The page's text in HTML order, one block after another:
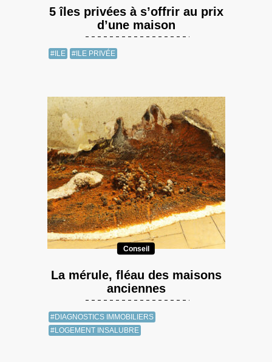
5 îles privées à s’offrir au prix
d’une maison
#ILE #ILE PRIVÉE
Conseil
La mérule, fléau des maisons
anciennes
#DIAGNOSTICS IMMOBILIERS
#LOGEMENT INSALUBRE